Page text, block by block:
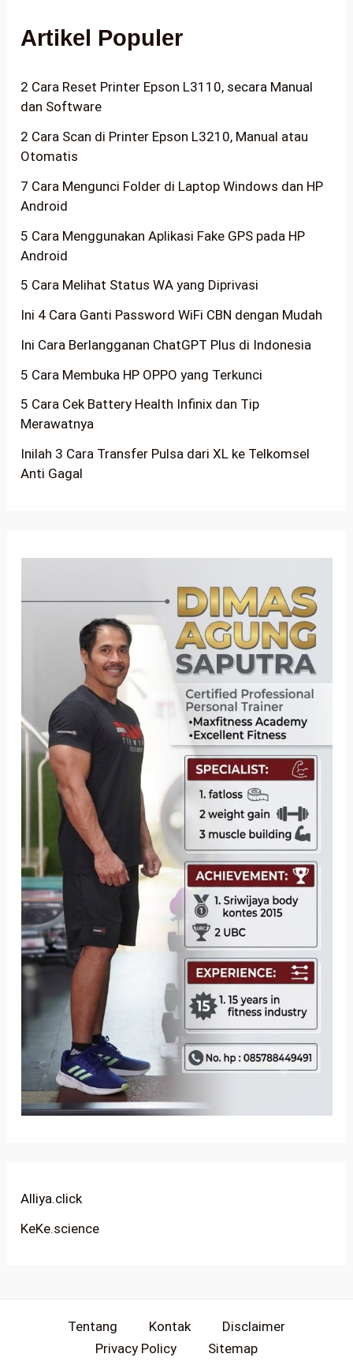
Artikel Populer
2 Cara Reset Printer Epson L3110, secara Manual
dan Software
2 Cara Scan di Printer Epson L3210, Manual atau
Otomatis
7 Cara Mengunci Folder di Laptop Windows dan HP
Android
5 Cara Menggunakan Aplikasi Fake GPS pada HP
Android
5 Cara Melihat Status WA yang Diprivasi
Ini 4 Cara Ganti Password WiFi CBN dengan Mudah
Ini Cara Berlangganan ChatGPT Plus di Indonesia
5 Cara Membuka HP OPPO yang Terkunci
5 Cara Cek Battery Health Infinix dan Tip
Merawatnya
Inilah 3 Cara Transfer Pulsa dari XL ke Telkomsel
Anti Gagal
Alliya.click
KeKe.science
Tentang Kontak
Disclaimer
Privacy Policy
Sitemap